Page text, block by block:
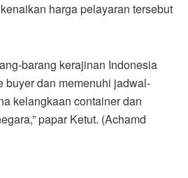
harga pelayaran tersebut
barang kerajinan Indonesia
buyer dan memenuhi jadwal-
kelangkaan container dan
papar Ketut. (Achamd